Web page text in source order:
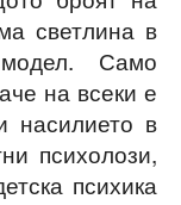
светлина в
Само
на всеки е
насилието в
психолози,
психика